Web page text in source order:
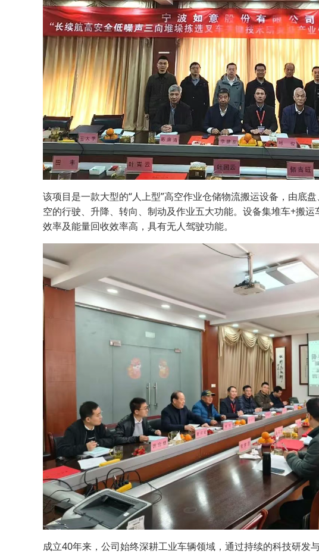
该项目是一款大型的“人上型”高空作业仓储物流搬运设备，由底
空的行驶、升降、转向、制动及作业五大功能。设备集堆车+搬
效率及能量回收效率高，具有无人驾驶功能。
成立40年来，公司始终深耕工业车辆领域，通过持续的科技研